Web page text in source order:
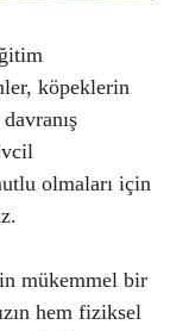
köpeklerin
olmaları için
mükemmel bir
hem fiziksel